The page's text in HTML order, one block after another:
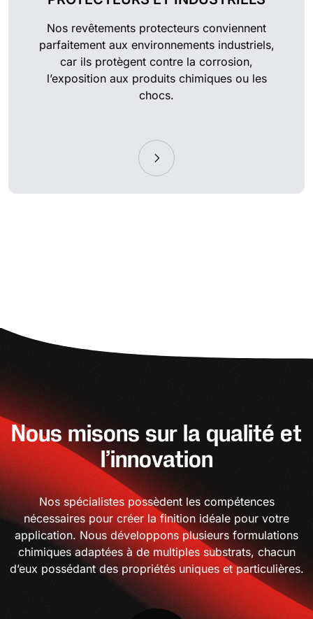
Nos revêtements protecteurs conviennent
parfaitement aux environnements industriels,
car ils protègent contre la corrosion,
l’exposition aux produits chimiques ou les
chocs.
Nous misons sur la qualité et
l’innovation
Nos spécialistes possèdent les compétences
nécessaires pour créer la finition idéale pour votre
application. Nous développons plusieurs formulations
chimiques adaptées à de multiples substrats, chacun
d’eux possédant des propriétés uniques et particulières.